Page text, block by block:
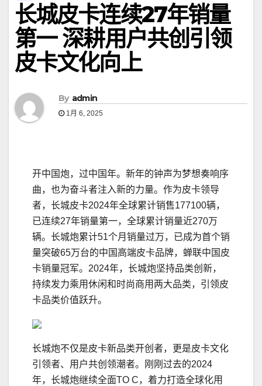
长城皮卡连续27年销量
第一 深耕用户共创引领
皮卡文化向上
By admin
1月 6, 2025
开中国炮，过中国年。新年的钟声为梦想奏响序
曲，也为奋斗者注入新的力量。作为皮卡领导
者，长城皮卡2024年全球累计销售177100辆，
已连续27年销量第一，全球累计销量近270万
辆。长城炮累计51个月销量过万，已成为首个销
量突破65万台的中国高端皮卡品牌，蝉联中国皮
卡销量冠军。2024年，长城炮坚持品类创新，
持续发力乘用休闲和时尚商用两大品类，引领皮
卡品类价值跃升。
长城炮不仅是皮卡新品类开创者，更是皮卡文化
引领者、用户共创领潮者。刚刚过去的2024
年，长城炮继续全面TO C，着力打造全球化用